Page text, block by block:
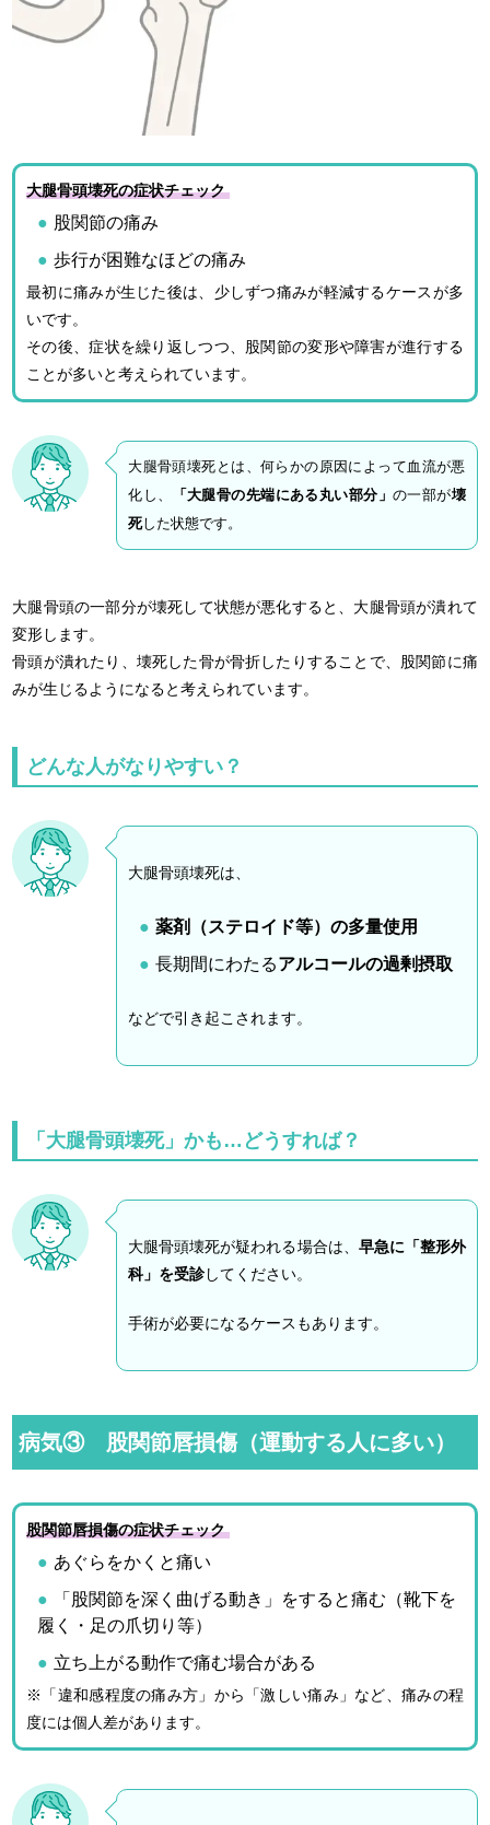
大腿骨頭壊死の症状チェック
股関節の痛み
歩行が困難なほどの痛み
最初に痛みが生じた後は、少しずつ痛みが軽減するケースが多
いです。
その後、症状を繰り返しつつ、股関節の変形や障害が進行する
ことが多いと考えられています。
大腿骨頭壊死とは、何らかの原因によって血流が悪
化し、
「大腿骨の先端にある丸い部分」の一部が壊
死した状態です。
大腿骨頭の一部分が壊死して状態が悪化すると、大腿骨頭が潰れて
変形します。
骨頭が潰れたり、壊死した骨が骨折したりすることで、股関節に痛
みが生じるようになると考えられています。
どんな人がなりやすい？
大腿骨頭壊死は、
薬剤（ステロイド等）の多量使用
長期間にわたるアルコールの過剰摂取
などで引き起こされます。
「大腿骨頭壊死」かも…どうすれば？
大腿骨頭壊死が疑われる場合は、 早急に「整形外
科」を受診してください。
手術が必要になるケースもあります。
病気③ 股関節唇損傷（運動する人に多い）
股関節唇損傷の症状チェック
あぐらをかくと痛い
「股関節を深く曲げる動き」をすると痛む（靴下を
履く・足の爪切り等）
立ち上がる動作で痛む場合がある
※「違和感程度の痛み方」から「激しい痛み」など、痛みの程
度には個人差があります。